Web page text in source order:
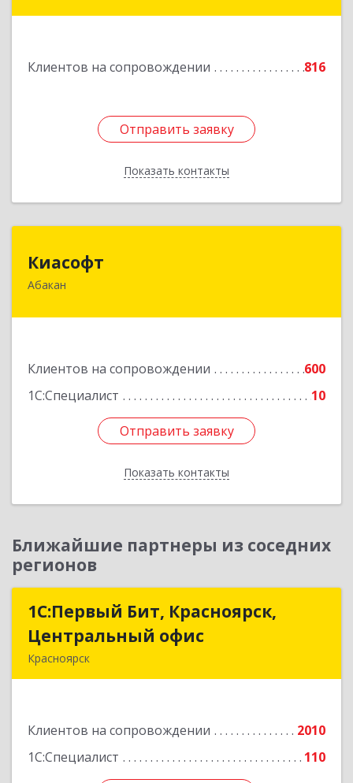
Клиентов на сопровождении 816
Отправить заявку
Показать контакты
Отправить заявку
Назад
Киасофт
Абакан
Клиентов на сопровождении
600
1С:Специалист
10
Отправить заявку
Показать контакты
655017, Хакасия Респ, Абакан г, Ивана Ярыгина
Отправить заявку
Назад
Ближайшие партнеры из соседних
регионов
1С:Первый Бит, Красноярск,
Центральный офис
Красноярск
Клиентов на сопровождении
2010
1С:Специалист
110
1С:Первый Бит, Красноярск,
Центральный офис
Подробнее